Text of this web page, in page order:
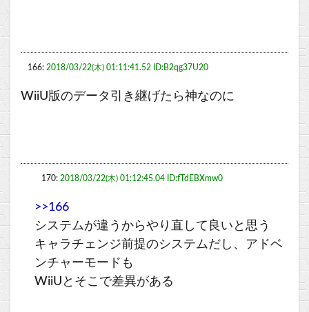
166: 2018/03/22(木) 01:11:41.52 ID:B2qg37U20
WiiU版のデータ引き継げたら神なのに
170: 2018/03/22(木) 01:12:45.04 ID:fTdEBXmw0
>>166
システムが違うからやり直して良いと思う
キャラチェンジ前提のシステムだし、アドベ
ンチャーモードも
WiiUとそこで差異がある